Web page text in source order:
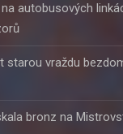
autobusových
starou vraždu
bronz na